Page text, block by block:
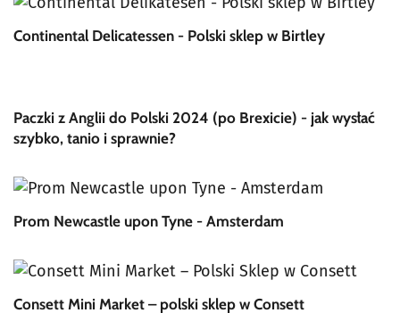
Continental Delicatessen - Polski sklep w Birtley
Paczki z Anglii do Polski 2024 (po Brexicie) - jak wysłać
szybko, tanio i sprawnie?
Prom Newcastle upon Tyne - Amsterdam
Consett Mini Market – polski sklep w Consett